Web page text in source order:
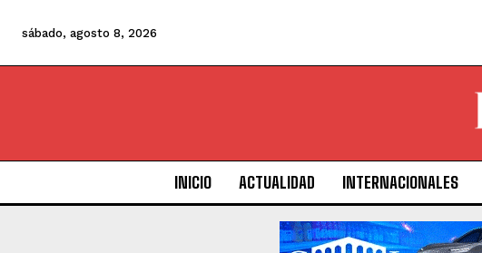
sábado, agosto 8, 2026
INICIO ACTUALIDAD INTERNACIONALES